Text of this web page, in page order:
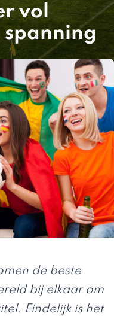
vol
spanning
de beste
bij elkaar om
Eindelijk is het